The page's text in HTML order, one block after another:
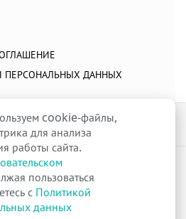
ПЕРСОНАЛЬНЫХ ДАННЫХ
от 07 декабря 2017 г.
03100314на дистанционную торговлю
02 сентября 2025 г.
cookie-файлы,
для анализа
работы сайта.
пользоваться
с Политикой
данных